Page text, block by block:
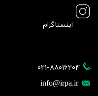
021-88016204
info@irpa.ir
اینستاگرام